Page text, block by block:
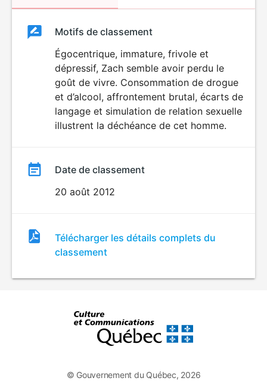
ClassementClassement
Motifs de classement
Égocentrique, immature, frivole et
dépressif, Zach semble avoir perdu le
goût de vivre. Consommation de drogue
et d’alcool, affrontement brutal, écarts de
langage et simulation de relation sexuelle
illustrent la déchéance de cet homme.
Date de classement
20 août 2012
Fichier
de
classement
Télécharger les détails complets du
classement
© Gouvernement du Québec, 2026